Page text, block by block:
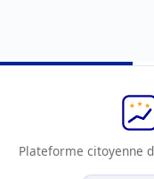
Plateforme citoyenne